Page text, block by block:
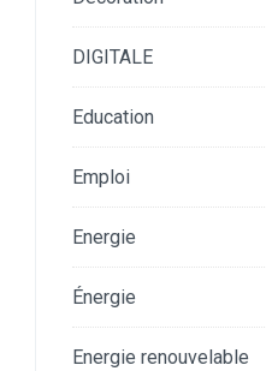
DIGITALE
Education
Emploi
Energie
Énergie
Energie renouvelable